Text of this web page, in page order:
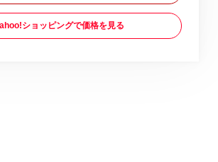
ショッピングで価格を見る